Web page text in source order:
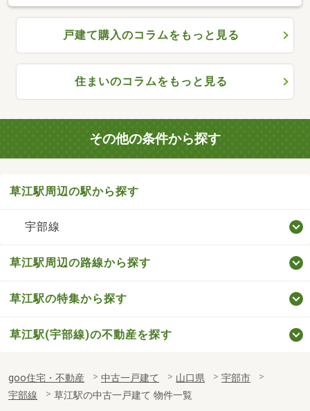
戸建て購入のコラムをもっと見る
住まいのコラムをもっと見る
その他の条件から探す
草江駅周辺の駅から探す
宇部線
草江駅周辺の路線から探す
草江駅の特集から探す
草江駅(宇部線)の不動産を探す
goo住宅・不動産 中古一戸建て 山口県
宇部市
宇部線
草江駅の中古一戸建て 物件一覧